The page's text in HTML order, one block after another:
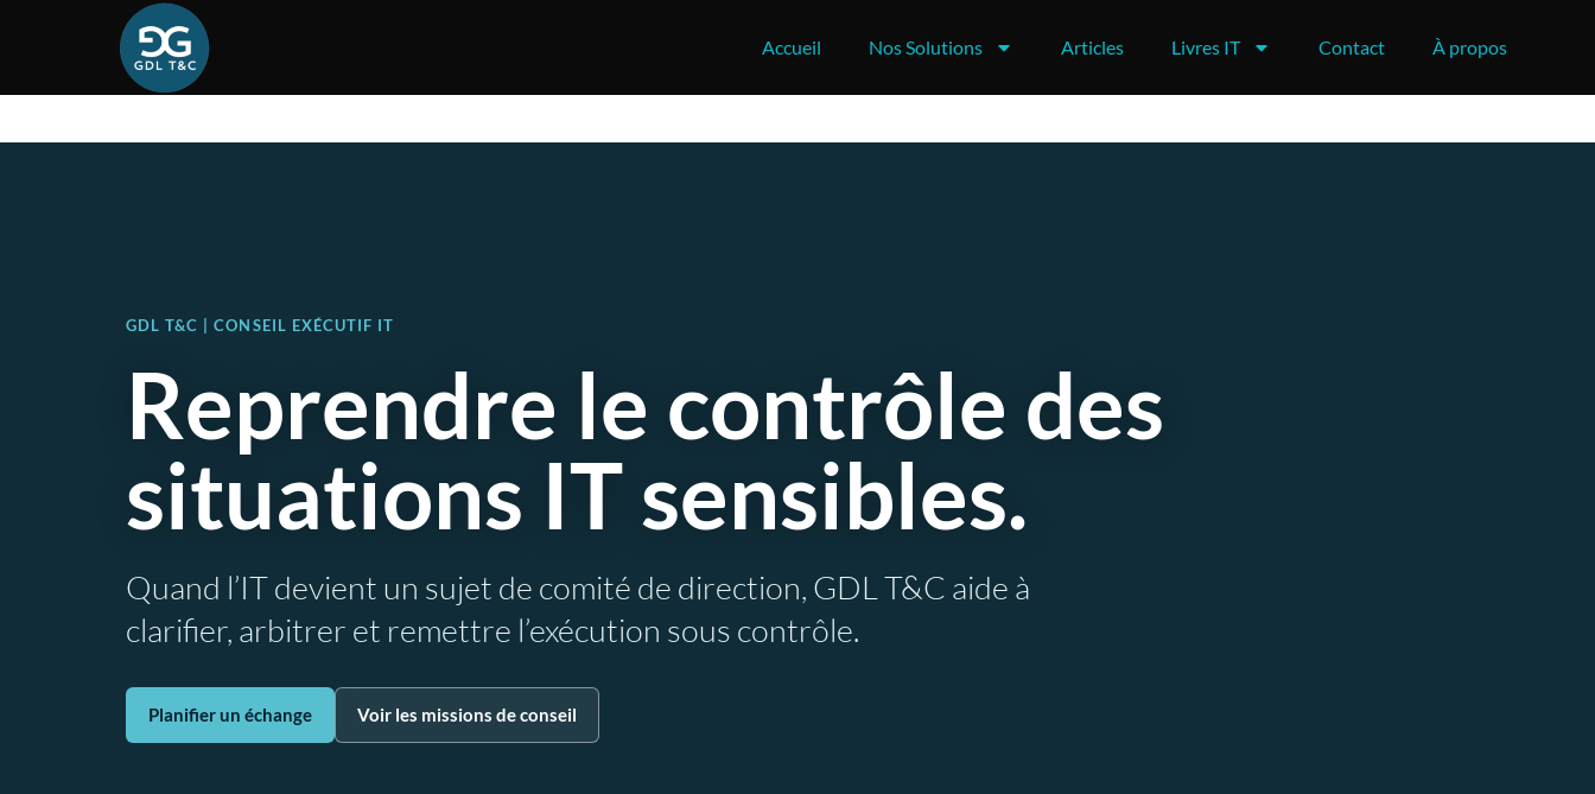
Accueil Nos Solutions Articles Livres IT Contact À propos
GDL T&C | CONSEIL EXÉCUTIF IT
Reprendre le contrôle des
situations IT sensibles.
Quand l’IT devient un sujet de comité de direction, GDL T&C aide à
clarifier, arbitrer et remettre l’exécution sous contrôle.
Planifier un échange Voir les missions de conseil